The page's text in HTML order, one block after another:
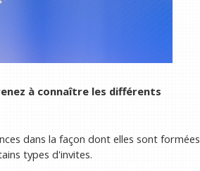
à connaître les différents
dans la façon dont elles sont formées
types d'invites.